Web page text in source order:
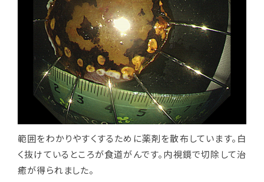
範囲をわかりやすくするために薬剤を散布しています。白
く抜けているところが食道がんです。内視鏡で切除して治
癒が得られました。